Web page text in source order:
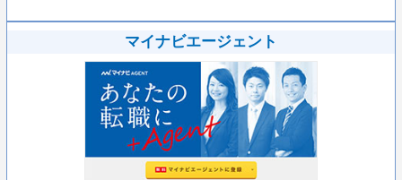
マイナビエージェント